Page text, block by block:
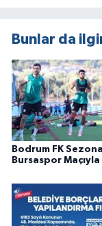
Bunlar da
Bodrum FK Sezona
Bursaspor Maçıyla